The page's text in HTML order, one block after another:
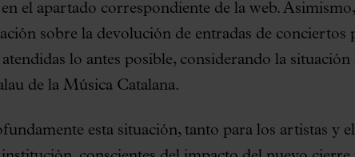
el apartado correspondiente de la web.
sobre la devolución de entradas de conciertos
lo antes posible, considerando la
de la Música Catalana.
esta situación, tanto para los artistas y